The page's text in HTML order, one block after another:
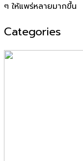
ๆ ให้แพร่หลายมากขึ้น
Categories